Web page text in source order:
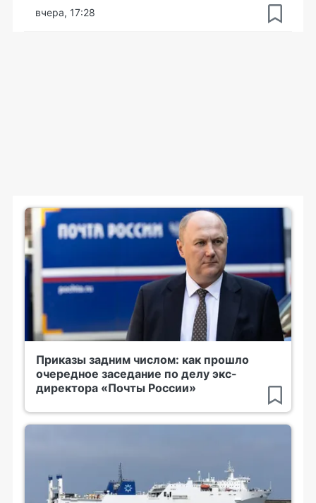
вчера, 17:28
Приказы задним числом: как прошло
очередное заседание по делу экс-
директора «Почты России»